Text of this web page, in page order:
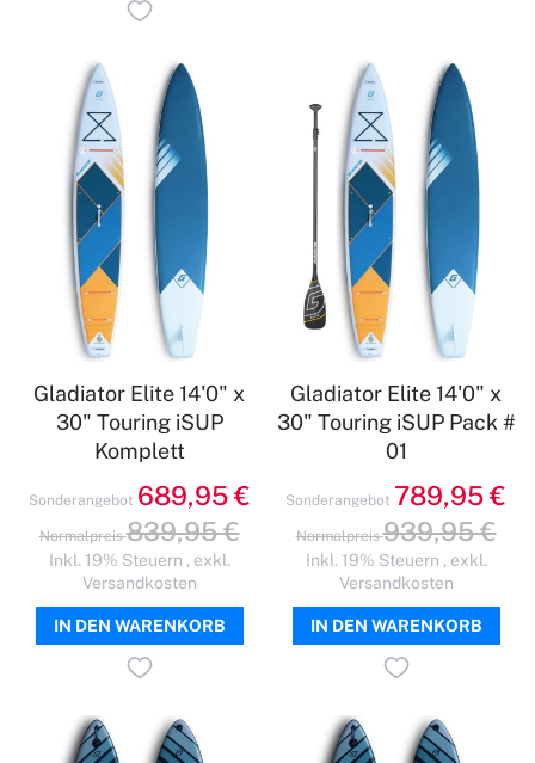
Gladiator Elite 14'0" x
30" Touring iSUP
Komplett
Sonderangebot 689,95 €
Normalpreis 839,95 €
Inkl. 19% Steuern , exkl.
Versandkosten
IN DEN WARENKORB
Gladiator Elite 14'0" x
30" Touring iSUP Pack #
01
Sonderangebot 789,95 €
Normalpreis 939,95 €
Inkl. 19% Steuern , exkl.
Versandkosten
IN DEN WARENKORB